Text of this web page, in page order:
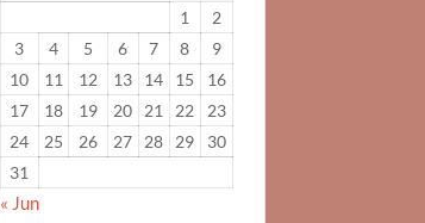
1
2
3
4 5 6 7 8
9
10
11 12 13 14 15
16
17
18 19 20 21 22
23
24
25 26 27 28 29
30
31
« Jun